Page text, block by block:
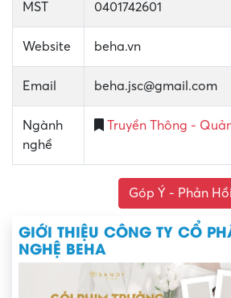
MST 0401742601
Website beha.vn
Email beha.jsc@gmail.com
Ngành
nghề
Truyền Thông -
Góp Ý - Phản Hồi
GIỚI THIỆU CÔNG TY CỔ
NGHỆ BEHA